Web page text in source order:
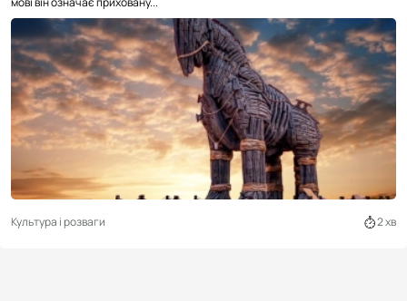
Культура і розваги 2 хв